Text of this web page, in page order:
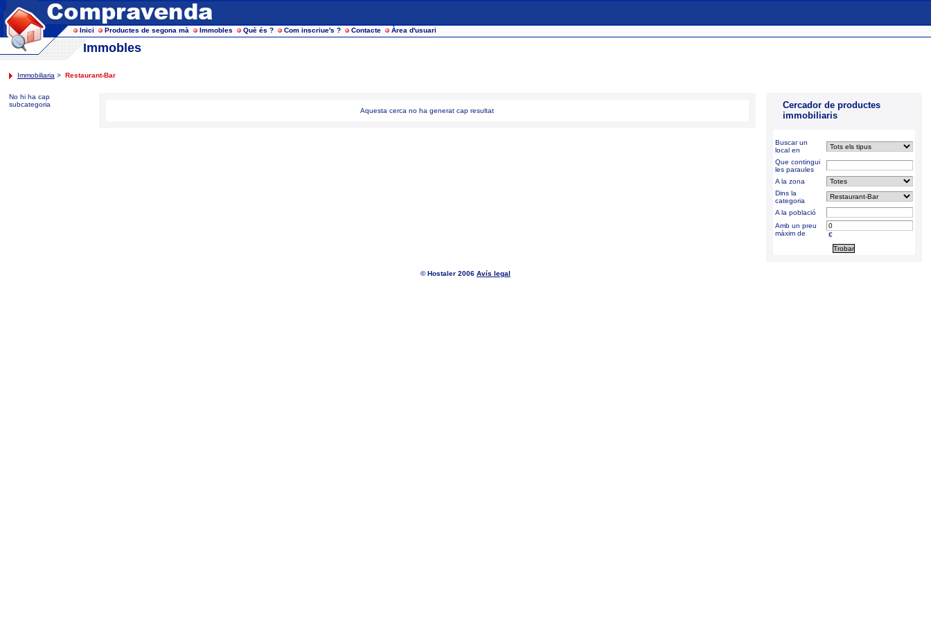
Inici Productes de segona mà Immobles Què és ? Com inscriue's ? Contacte Àrea d'usuari
Immobles
Immobiliaria > Restaurant-Bar
No hi ha cap
subcategoria
Cercador de productes
immobiliaris
Buscar un
local en
Que contingui
les paraules
A la zona
Dins la
categoria
A la població
Amb un preu
màxim de
€
Aquesta cerca no ha generat cap resultat
© Hostaler 2006 Avís legal